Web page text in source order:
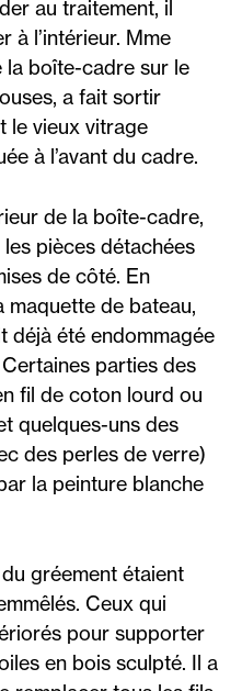
au traitement, il
à l’intérieur. Mme
boîte-cadre sur le
a fait sortir
le vieux vitrage
à l’avant du cadre.
de la boîte-cadre,
pièces détachées
de côté. En
maquette de bateau,
déjà été endommagée
parties des
fil de coton lourd ou
quelques-uns des
des perles de verre)
la peinture blanche
gréement étaient
Ceux qui
pour supporter
en bois sculpté. Il a